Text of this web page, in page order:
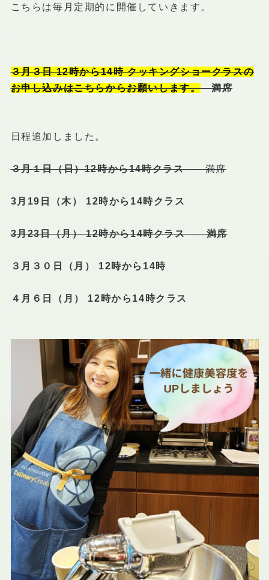
こちらは毎月定期的に開催していきます。
３月３日 12時から14時 クッキングショークラスの
お申し込みはこちらからお願いします。満席
日程追加しました。
３月１日（日）12時から14時クラス満席
3月19日（木） 12時から14時クラス
3月23日（月） 12時から14時クラス満席
３月３０日（月） 12時から14時
４月６日（月） 12時から14時クラス